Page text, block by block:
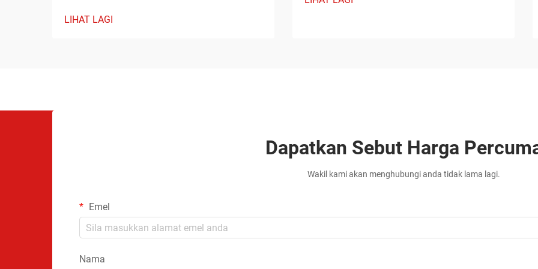
LIHAT LAGI
Dapatkan Sebut Harga
Wakil kami akan menghubungi anda tidak lama lagi.
Emel
Nama